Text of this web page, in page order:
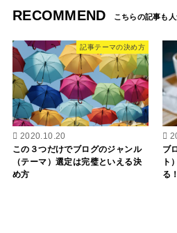
RECOMMEND
記事テーマの決め方
2020.10.20
この３つだけでブログのジャンル
（テーマ）選定は完璧といえる決
め方
ブ
ト
る